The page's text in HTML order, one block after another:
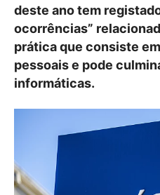
deste ano tem
ocorrências”
prática que consiste
pessoais e pode
informáticas.